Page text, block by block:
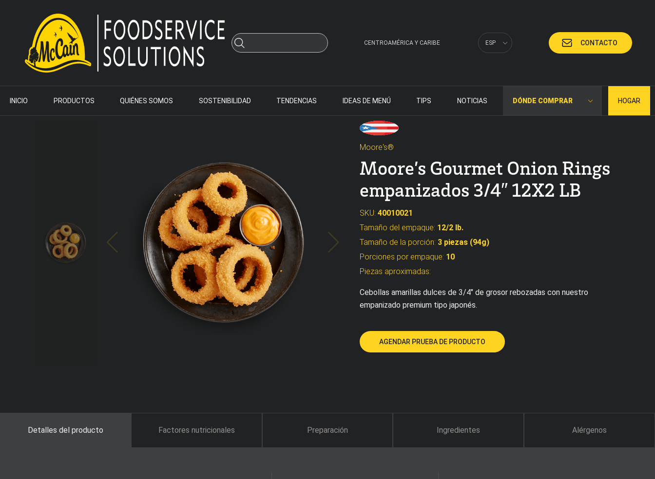
CENTROAMÉRICA Y CARIBE ESP CONTACTO
INICIO PRODUCTOS QUIÉNES SOMOS SOSTENIBILIDAD TENDENCIAS IDEAS DE MENÚ TIPS NOTICIAS DÓNDE COMPRAR HOGAR
Moore's®
Moore’s Gourmet Onion Rings
empanizados 3/4″ 12X2 LB
SKU: 40010021
Tamaño del empaque: 12/2 lb.
Tamaño de la porción: 3 piezas (94g)
Porciones por empaque: 10
Piezas aproximadas:
Cebollas amarillas dulces de 3/4" de grosor rebozadas con nuestro
empanizado premium tipo japonés.
AGENDAR PRUEBA DE PRODUCTO
Detalles del producto Factores nutricionales Preparación Ingredientes Alérgenos